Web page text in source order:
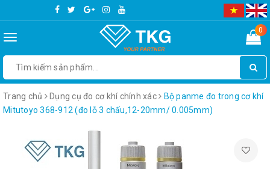
Toggle
0
Trang chủ Dụng cụ đo cơ khí chính xác
Bộ panme đo trong cơ khí
Mitutoyo 368-912 (đo lỗ 3 chấu,12-20mm/ 0.005mm)